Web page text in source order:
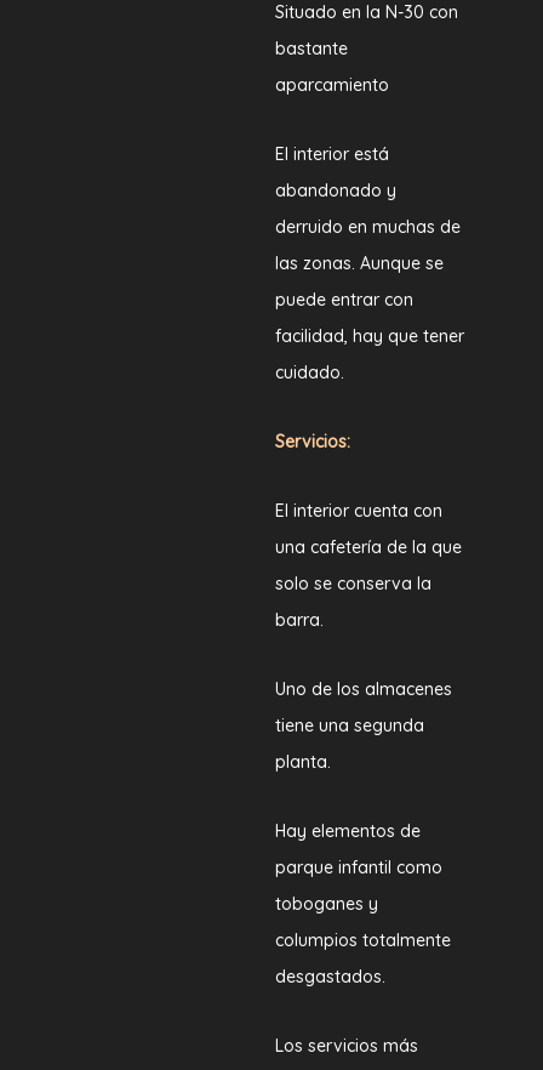
Situado en la N-30 con
bastante
aparcamiento
El interior está
abandonado y
derruido en muchas de
las zonas. Aunque se
puede entrar con
facilidad, hay que tener
cuidado.
Servicios:
El interior cuenta con
una cafetería de la que
solo se conserva la
barra.
Uno de los almacenes
tiene una segunda
planta.
Hay elementos de
parque infantil como
toboganes y
columpios totalmente
desgastados.
Los servicios más